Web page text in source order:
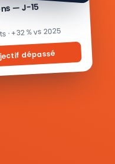
— J-15
· +32 % vs 2025
dépassé